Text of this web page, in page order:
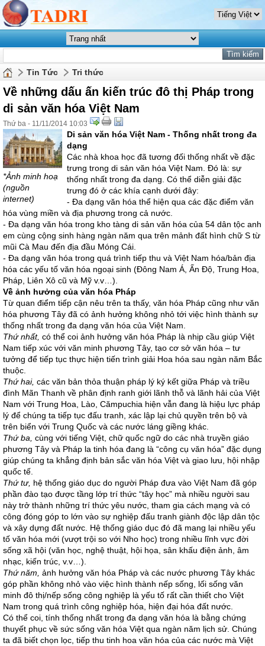
Tin Tức Tri thức
Về những dấu ấn kiến trúc đô thị Pháp trong
di sản văn hóa Việt Nam
Thứ ba - 11/11/2014 10:03
*Ảnh minh hoạ
(nguồn
internet)
Di sản văn hóa Việt Nam - Thống nhất trong đa
dạng
Các nhà khoa học đã tương đối thống nhất về đặc
trưng trong di sản văn hóa Việt Nam. Đó là: sự
thống nhất trong đa dạng. Có thể diễn giải đặc
trưng đó ở các khía cạnh dưới đây:
- Đa dạng văn hóa thể hiện qua các đặc điểm văn
hóa vùng miền và địa phương trong cả nước.
- Đa dạng văn hóa trong kho tàng di sản văn hóa của 54 dân tộc anh
em cùng cộng sinh hàng ngàn năm qua trên mảnh đất hình chữ S từ
mũi Cà Mau đến địa đầu Móng Cái.
- Đa dạng văn hóa trong quá trình tiếp thu và Việt Nam hóa/bản địa
hóa các yếu tố văn hóa ngoại sinh (Đông Nam Á, Ấn Độ, Trung Hoa,
Pháp, Liên Xô cũ và Mỹ v.v…).
Về ảnh hưởng của văn hóa Pháp
Từ quan điểm tiếp cận nêu trên ta thấy, văn hóa Pháp cũng như văn
hóa phương Tây đã có ảnh hưởng không nhỏ tới việc hình thành sự
thống nhất trong đa dạng văn hóa của Việt Nam.
Thứ nhất, có thể coi ảnh hưởng văn hóa Pháp là nhịp cầu giúp Việt
Nam tiếp xúc với văn minh phương Tây, tạo cơ sở văn hóa – tư
tưởng để tiếp tục thực hiện tiến trình giải Hoa hóa sau ngàn năm Bắc
thuộc.
Thứ hai, các văn bản thỏa thuận pháp lý ký kết giữa Pháp và triều
đình Mãn Thanh về phân định ranh giới lãnh thỗ và lãnh hải của Việt
Nam với Trung Hoa, Lào, Cămpuchia hiện vẫn đang là hiệu lực pháp
lý để chúng ta tiếp tục đấu tranh, xác lập lại chủ quyền trên bộ và
trên biển với Trung Quốc và các nước láng giềng khác.
Thứ ba, cùng với tiếng Việt, chữ quốc ngữ do các nhà truyền giáo
phương Tây và Pháp la tinh hóa đang là “công cụ văn hóa” đặc dụng
giúp chúng ta khẳng định bản sắc văn hóa Việt và giao lưu, hội nhập
quốc tế.
Thứ tư, hệ thống giáo dục do người Pháp đưa vào Việt Nam đã góp
phần đào tạo được tầng lớp trí thức “tây học” mà nhiều người sau
này trở thành những trí thức yêu nước, tham gia cách mạng và có
công đóng góp to lớn vào sự nghiệp đấu tranh giành độc lập dân tộc
và xây dựng đất nước. Hệ thống giáo dục đó đã mang lại nhiều yếu
tố văn hóa mới (vượt trội so với Nho học) trong nhiều lĩnh vực đời
sống xã hội (văn học, nghệ thuật, hội họa, sân khấu điện ảnh, âm
nhạc, kiến trúc, v.v…).
Thứ năm, ảnh hưởng văn hóa Pháp và các nước phương Tây khác
góp phần không nhỏ vào việc hình thành nếp sống, lối sống văn
minh đô thị/nếp sống công nghiệp là yếu tố rất cần thiết cho Việt
Nam trong quá trình công nghiệp hóa, hiện đại hóa đất nước.
Có thể coi, tính thống nhất trong đa dạng văn hóa là bằng chứng
thuyết phục về sức sống văn hóa Việt qua ngàn năm lịch sử. Chúng
ta đã biết chọn lọc, tiếp thu tinh hoa văn hóa của các nước mà Việt